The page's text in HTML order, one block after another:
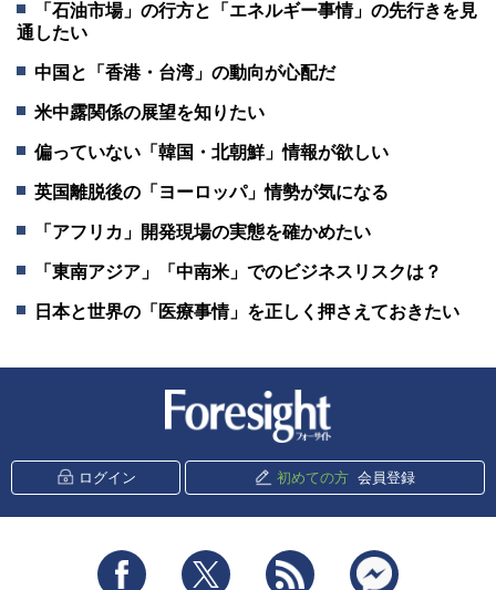
「石油市場」の行方と「エネルギー事情」の先行きを見
通したい
中国と「香港・台湾」の動向が心配だ
米中露関係の展望を知りたい
偏っていない「韓国・北朝鮮」情報が欲しい
英国離脱後の「ヨーロッパ」情勢が気になる
「アフリカ」開発現場の実態を確かめたい
「東南アジア」「中南米」でのビジネスリスクは？
日本と世界の「医療事情」を正しく押さえておきたい
ログイン 初めての方 会員登録
Facebook Twitter RSS